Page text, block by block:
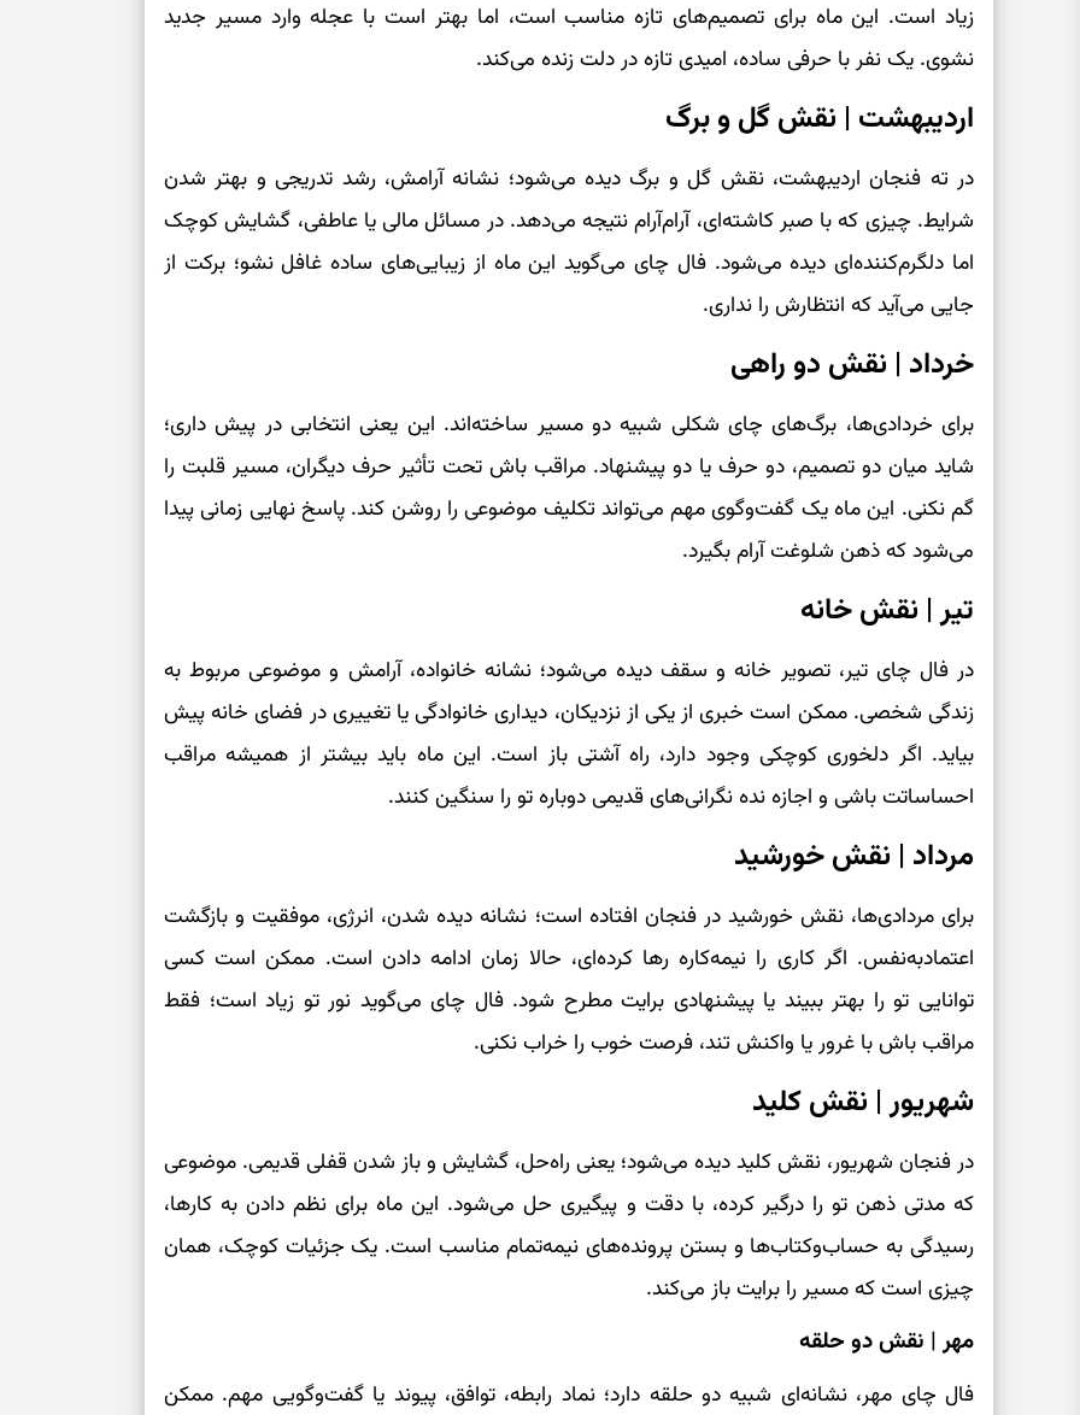
زیاد است. این ماه برای تصمیم‌های تازه مناسب است، اما بهتر است با عجله وارد مسیر جدید
نشوی. یک نفر با حرفی ساده، امیدی تازه در دلت زنده می‌کند.
اردیبهشت | نقش گل و برگ
در ته فنجان اردیبهشت، نقش گل و برگ دیده می‌شود؛ نشانه آرامش، رشد تدریجی و بهتر شدن
شرایط. چیزی که با صبر کاشته‌ای، آرام‌آرام نتیجه می‌دهد. در مسائل مالی یا عاطفی، گشایش کوچک
اما دلگرم‌کننده‌ای دیده می‌شود. فال چای می‌گوید این ماه از زیبایی‌های ساده غافل نشو؛ برکت از
جایی می‌آید که انتظارش را نداری.
خرداد | نقش دو راهی
برای خردادی‌ها، برگ‌های چای شکلی شبیه دو مسیر ساخته‌اند. این یعنی انتخابی در پیش داری؛
شاید میان دو تصمیم، دو حرف یا دو پیشنهاد. مراقب باش تحت تأثیر حرف دیگران، مسیر قلبت را
گم نکنی. این ماه یک گفت‌وگوی مهم می‌تواند تکلیف موضوعی را روشن کند. پاسخ نهایی زمانی پیدا
می‌شود که ذهن شلوغت آرام بگیرد.
تیر | نقش خانه
در فال چای تیر، تصویر خانه و سقف دیده می‌شود؛ نشانه خانواده، آرامش و موضوعی مربوط به
زندگی شخصی. ممکن است خبری از یکی از نزدیکان، دیداری خانوادگی یا تغییری در فضای خانه پیش
بیاید. اگر دلخوری کوچکی وجود دارد، راه آشتی باز است. این ماه باید بیشتر از همیشه مراقب
احساساتت باشی و اجازه نده نگرانی‌های قدیمی دوباره تو را سنگین کنند.
مرداد | نقش خورشید
برای مردادی‌ها، نقش خورشید در فنجان افتاده است؛ نشانه دیده شدن، انرژی، موفقیت و بازگشت
اعتمادبه‌نفس. اگر کاری را نیمه‌کاره رها کرده‌ای، حالا زمان ادامه دادن است. ممکن است کسی
توانایی تو را بهتر ببیند یا پیشنهادی برایت مطرح شود. فال چای می‌گوید نور تو زیاد است؛ فقط
مراقب باش با غرور یا واکنش تند، فرصت خوب را خراب نکنی.
شهریور | نقش کلید
در فنجان شهریور، نقش کلید دیده می‌شود؛ یعنی راه‌حل، گشایش و باز شدن قفلی قدیمی. موضوعی
که مدتی ذهن تو را درگیر کرده، با دقت و پیگیری حل می‌شود. این ماه برای نظم دادن به کارها،
رسیدگی به حساب‌وکتاب‌ها و بستن پرونده‌های نیمه‌تمام مناسب است. یک جزئیات کوچک، همان
چیزی است که مسیر را برایت باز می‌کند.
مهر | نقش دو حلقه
فال چای مهر، نشانه‌ای شبیه دو حلقه دارد؛ نماد رابطه، توافق، پیوند یا گفت‌وگویی مهم. ممکن